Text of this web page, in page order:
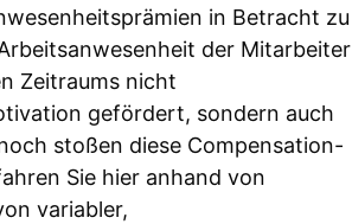
in Betracht zu
der Mitarbeiter
Zeitraums nicht
gefördert, sondern auch
stoßen diese Compensation-
Sie hier anhand von
variabler,